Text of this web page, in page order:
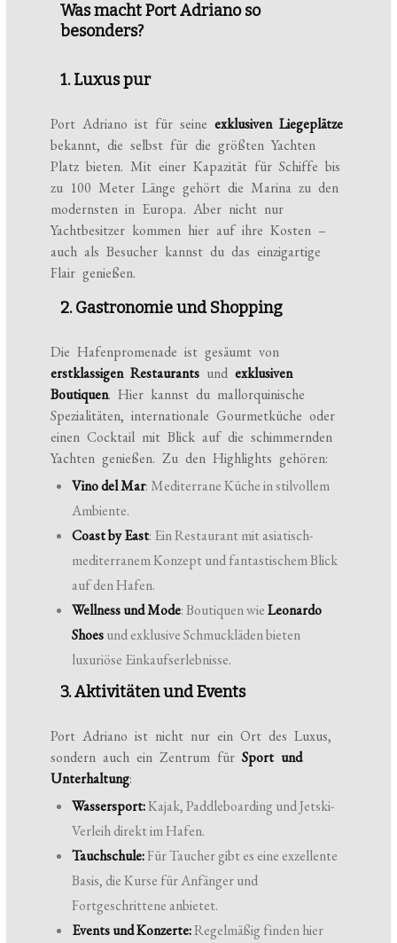
Was macht Port Adriano so
besonders?
1. Luxus pur
Port Adriano ist für seineexklusiven Liegeplätze
bekannt, die selbst für die größten Yachten
Platz bieten. Mit einer Kapazität für Schiffe bis
zu 100 Meter Länge gehört die Marina zu den
modernsten in Europa. Aber nicht nur
Yachtbesitzer kommen hier auf ihre Kosten –
auch als Besucher kannst du das einzigartige
Flair genießen.
2. Gastronomie und Shopping
Die Hafenpromenade ist gesäumt von
erstklassigen Restaurants undexklusiven
Boutiquen. Hier kannst du mallorquinische
Spezialitäten, internationale Gourmetküche oder
einen Cocktail mit Blick auf die schimmernden
Yachten genießen. Zu den Highlights gehören:
Vino del Mar: Mediterrane Küche in stilvollem
Ambiente.
Coast by East: Ein Restaurant mit asiatisch-
mediterranem Konzept und fantastischem Blick
auf den Hafen.
Wellness und Mode: Boutiquen wieLeonardo
Shoesund exklusive Schmuckläden bieten
luxuriöse Einkaufserlebnisse.
3. Aktivitäten und Events
Port Adriano ist nicht nur ein Ort des Luxus,
sondern auch ein Zentrum fürSport und
Unterhaltung:
Wassersport:Kajak, Paddleboarding und Jetski-
Verleih direkt im Hafen.
Tauchschule:Für Taucher gibt es eine exzellente
Basis, die Kurse für Anfänger und
Fortgeschrittene anbietet.
Events und Konzerte:Regelmäßig finden hier